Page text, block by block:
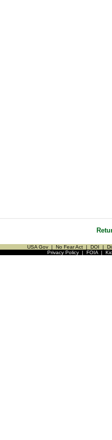
USA Gov | No Fear Act | DOI |
Privacy Policy| FOIA|